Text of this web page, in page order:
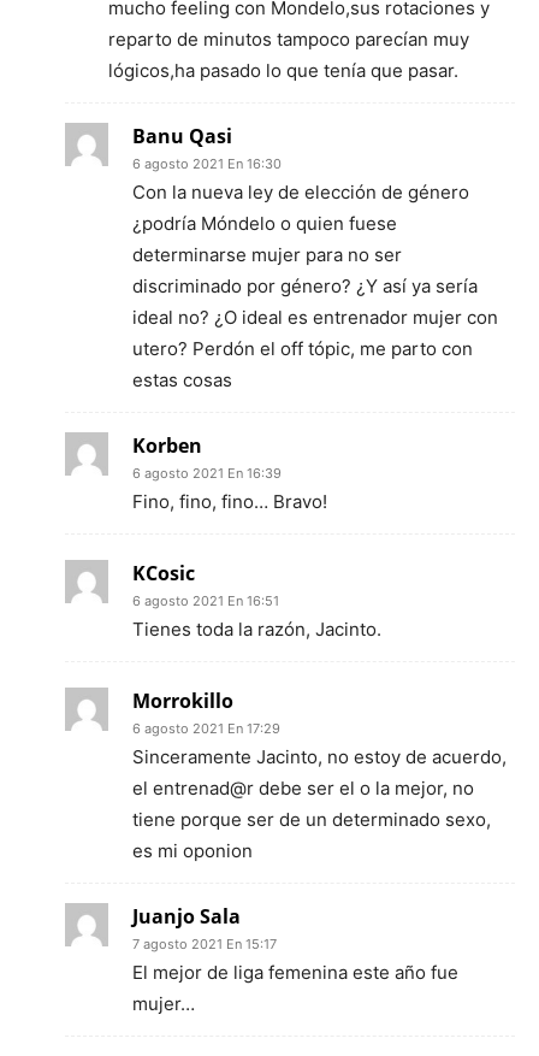
mucho feeling con Mondelo,sus rotaciones y
reparto de minutos tampoco parecían muy
lógicos,ha pasado lo que tenía que pasar.
Banu Qasi
6 agosto 2021 En 16:30
Con la nueva ley de elección de género
¿podría Móndelo o quien fuese
determinarse mujer para no ser
discriminado por género? ¿Y así ya sería
ideal no? ¿O ideal es entrenador mujer con
utero? Perdón el off tópic, me parto con
estas cosas
Korben
6 agosto 2021 En 16:39
Fino, fino, fino… Bravo!
KCosic
6 agosto 2021 En 16:51
Tienes toda la razón, Jacinto.
Morrokillo
6 agosto 2021 En 17:29
Sinceramente Jacinto, no estoy de acuerdo,
el entrenad@r debe ser el o la mejor, no
tiene porque ser de un determinado sexo,
es mi oponion
Juanjo Sala
7 agosto 2021 En 15:17
El mejor de liga femenina este año fue
mujer…